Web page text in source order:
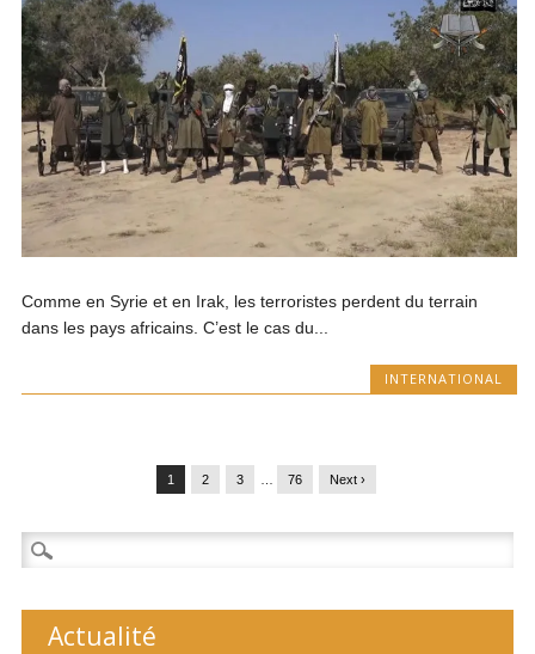
Comme en Syrie et en Irak, les terroristes perdent du terrain
dans les pays africains. C’est le cas du...
INTERNATIONAL
1 2 3 76 Next ›
Rechercher :
Actualité